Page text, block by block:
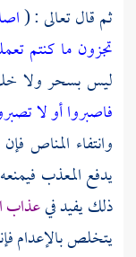
ثم قال تعالى : (
تجزون ما كنتم
ليس بسحر ولا
فاصبروا أو لا
وانتفاء المناص
يدفع المعذب
ذلك يفيد فيعذاب
يتخلص بالإعدام